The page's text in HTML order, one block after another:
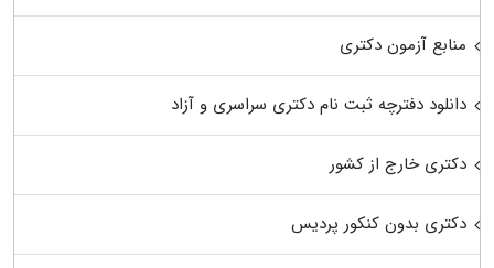
منابع آزمون دکتری
دانلود دفترچه ثبت نام دکتری سراسری و آزاد
دکتری خارج از کشور
دکتری بدون کنکور پردیس